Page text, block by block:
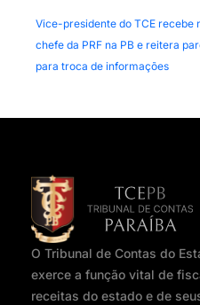
Vice-presidente do TCE recebe
chefe da PRF na PB e reitera
para troca de informações
O Tribunal de Contas do
exerce a função vital de
receitas do estado e de